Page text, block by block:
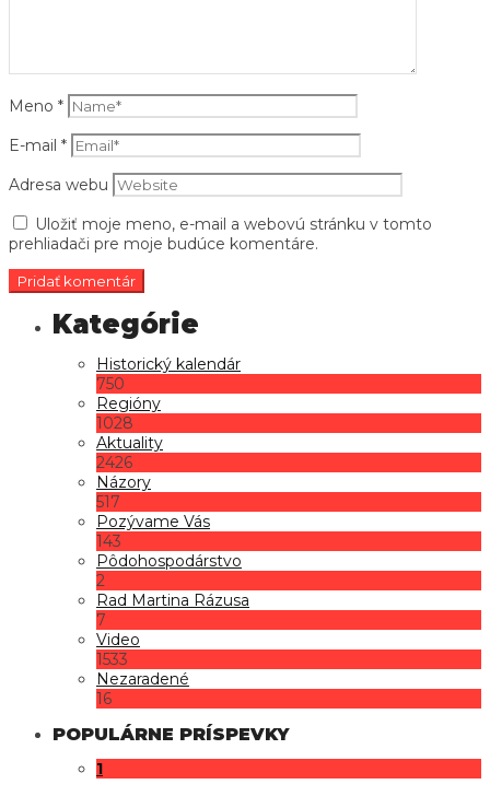
Meno *
E-mail *
Adresa webu
Uložiť moje meno, e-mail a webovú stránku v tomto
prehliadači pre moje budúce komentáre.
Historický kalendár
750
Regióny
1028
Aktuality
2426
Názory
517
Pozývame Vás
143
Pôdohospodárstvo
2
Rad Martina Rázusa
7
Video
1533
Nezaradené
16
POPULÁRNE PRÍSPEVKY
1